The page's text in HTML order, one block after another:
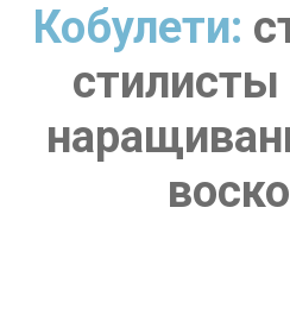
Кобулети: